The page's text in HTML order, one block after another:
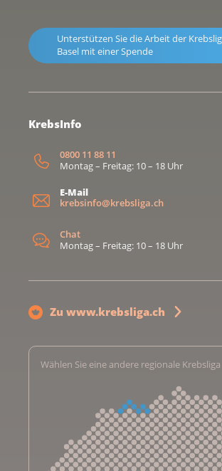
Unterstützen Sie die Arbeit der
Basel mit einer Spende
KrebsInfo
0800 11 88 11
Montag – Freitag: 10 – 18 Uhr
E-Mail
krebsinfo@krebsliga.ch
Chat
Montag – Freitag: 10 – 18 Uhr
Zu www.krebsliga.ch
Wählen Sie eine andere regionale Krebsliga